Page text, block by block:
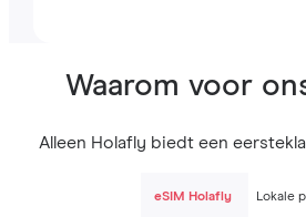
Waarom voor
Alleen Holafly biedt een
eSIM Holafly Lokale